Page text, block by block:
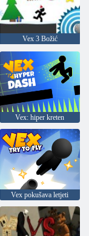
Vex 3 Božić
Vex: hiper kreten
Vex pokušava letjeti